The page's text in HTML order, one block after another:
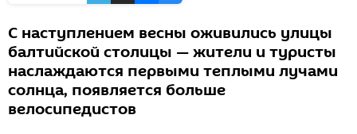
С наступлением весны оживились улицы
балтийской столицы — жители и туристы
наслаждаются первыми теплыми лучами
солнца, появляется больше
велосипедистов